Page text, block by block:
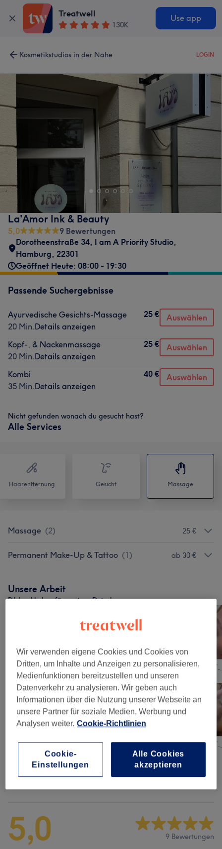
Treatwell
130K
Use app
Kosmetikstudios in der Nähe LOGIN
La'Amor Ink & Beauty
5,0
9 Bewertungen
Dorotheenstraße 34, I am A Priority Studio,
Hamburg, 22301
Geöffnet Heute: 08:00 - 19:30
Passende Suchergebnisse
Ayurvedische Gesichts-Massage
20 Min.Details anzeigen
25 € Auswählen
Kopf-, & Nackenmassage
20 Min.Details anzeigen
25 € Auswählen
Kombi
35 Min.Details anzeigen
40 € Auswählen
Nicht gefunden wonach du gesucht hast?
Alle Services
Haarentfernung Gesicht Massage
Massage (2) 25 €
Permanent Make-Up & Tattoo (1) ab 30 €
Unsere Arbeit
Bild anklicken für weitere Details
5,0 9 Bewertungen
Wir verwenden eigene Cookies und Cookies von
Dritten, um Inhalte und Anzeigen zu personalisieren,
Medienfunktionen bereitzustellen und unseren
Datenverkehr zu analysieren. Wir geben auch
Informationen über die Nutzung unserer Webseite an
unsere Partner für soziale Medien, Werbung und
Analysen weiter. Cookie-Richtlinien
Cookie-
Einstellungen
Alle Cookies
akzeptieren